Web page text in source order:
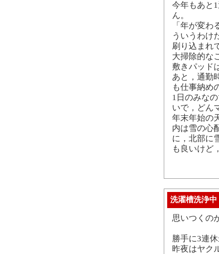
今年もあと
ん。
「年が変
ういうわけ
刷り込まれ
大掃除的な
敷きパッド
あと，通勤
も仕事納め
1日のみな
いで，どん
年末年始の
内は雪の心
に，北部に
も良いけど
洗濯槽洗浄中
思いつくの
勝手に3連
昨夜はヤク